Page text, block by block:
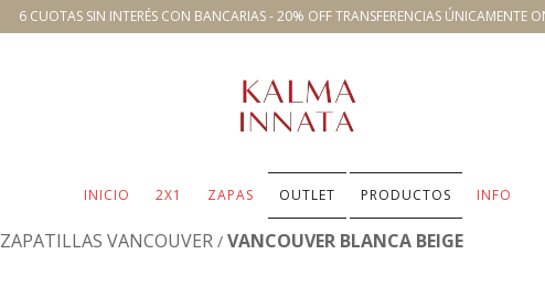
6 CUOTAS SIN INTERÉS CON BANCARIAS - 20% OFF TRANSFERENCIAS ÚNICAMENTE
INICIO 2X1 ZAPAS OUTLET PRODUCTOS INFO
ZAPATILLAS VANCOUVER / VANCOUVER BLANCA BEIGE